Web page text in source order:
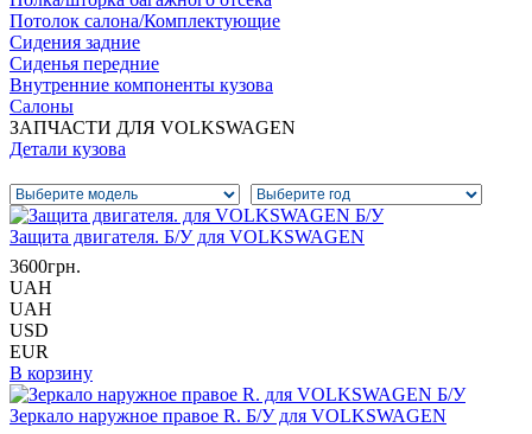
Потолок салона/Комплектующие
Сидения задние
Сиденья передние
Внутренние компоненты кузова
Салоны
ЗАПЧАСТИ ДЛЯ VOLKSWAGEN
Детали кузова
Защита двигателя. Б/У для VOLKSWAGEN
3600грн.
UAH
UAH
USD
EUR
В корзину
Зеркало наружное правое R. Б/У для VOLKSWAGEN